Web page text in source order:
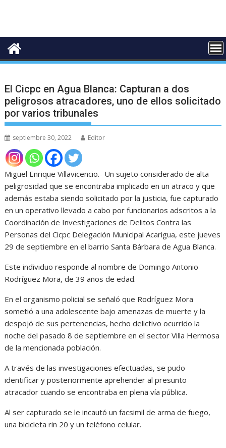
El Cicpc en Agua Blanca: Capturan a dos
peligrosos atracadores, uno de ellos solicitado
por varios tribunales
septiembre 30, 2022 Editor
Miguel Enrique Villavicencio.- Un sujeto considerado de alta
peligrosidad que se encontraba implicado en un atraco y que
además estaba siendo solicitado por la justicia, fue capturado
en un operativo llevado a cabo por funcionarios adscritos a la
Coordinación de Investigaciones de Delitos Contra las
Personas del Cicpc Delegación Municipal Acarigua, este jueves
29 de septiembre en el barrio Santa Bárbara de Agua Blanca.
Este individuo responde al nombre de Domingo Antonio
Rodríguez Mora, de 39 años de edad.
En el organismo policial se señaló que Rodríguez Mora
sometió a una adolescente bajo amenazas de muerte y la
despojó de sus pertenencias, hecho delictivo ocurrido la
noche del pasado 8 de septiembre en el sector Villa Hermosa
de la mencionada población.
A través de las investigaciones efectuadas, se pudo
identificar y posteriormente aprehender al presunto
atracador cuando se encontraba en plena vía pública.
Al ser capturado se le incautó un facsimil de arma de fuego,
una bicicleta rin 20 y un teléfono celular.